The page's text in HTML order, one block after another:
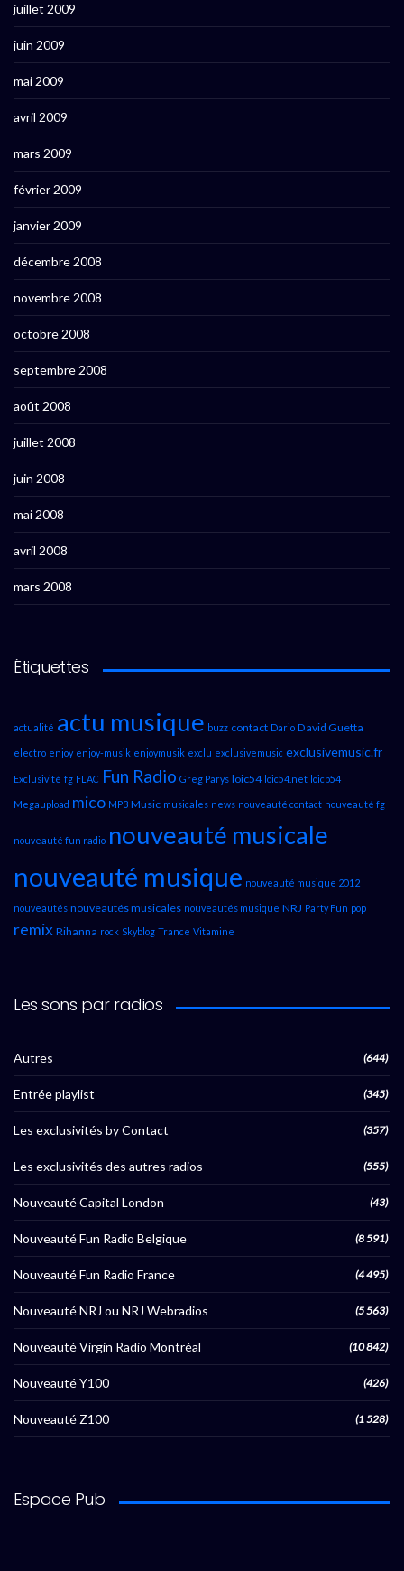
juillet 2009
juin 2009
mai 2009
avril 2009
mars 2009
février 2009
janvier 2009
décembre 2008
novembre 2008
octobre 2008
septembre 2008
août 2008
juillet 2008
juin 2008
mai 2008
avril 2008
mars 2008
Étiquettes
actualité actu musique buzz contact Dario David Guetta
electro enjoy enjoy-musik enjoymusik exclu exclusivemusic exclusivemusic.fr
Exclusivité fg FLAC Fun Radio Greg Parys loic54 loic54.net loicb54
Megaupload mico MP3 Music musicales news nouveauté contact nouveauté fg
nouveauté fun radio nouveauté musicale
nouveauté musique nouveauté musique 2012
nouveautés nouveautés musicales nouveautés musique NRJ Party Fun pop
remix Rihanna rock Skyblog Trance Vitamine
Les sons par radios
Autres (644)
Entrée playlist (345)
Les exclusivités by Contact (357)
Les exclusivités des autres radios (555)
Nouveauté Capital London (43)
Nouveauté Fun Radio Belgique (8 591)
Nouveauté Fun Radio France (4 495)
Nouveauté NRJ ou NRJ Webradios (5 563)
Nouveauté Virgin Radio Montréal (10 842)
Nouveauté Y100 (426)
Nouveauté Z100 (1 528)
Espace Pub